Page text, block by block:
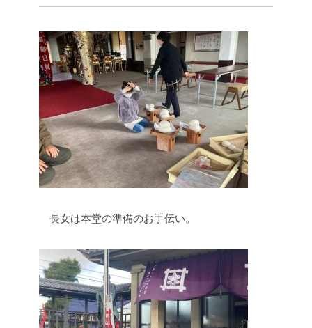
長女は本堂の準備のお手伝い。